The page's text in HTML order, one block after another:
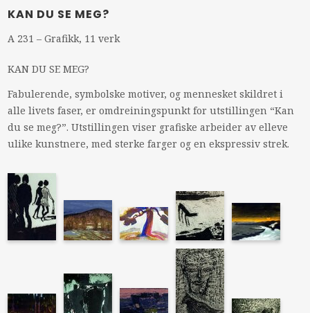
KAN DU SE MEG?
A 231 – Grafikk, 11 verk
KAN DU SEMEG?
Fabulerende, symbolske motiver, og mennesket skildret i
alle livets faser, er omdreiningspunkt for utstillingen “Kan
du se meg?”. Utstillingen viser grafiske arbeider av elleve
ulike kunstnere, med sterke farger og en ekspressiv strek.